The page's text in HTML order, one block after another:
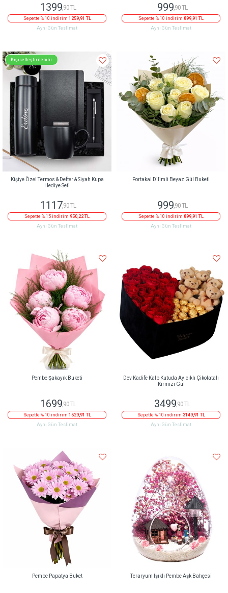
1399,90 TL
Sepette % 10 indirim 1259,91 TL
Aynı Gün Teslimat
999,90 TL
Sepette % 10 indirim 899,91 TL
Aynı Gün Teslimat
Kişiselleştirilebilir
Kişiye Özel Termos & Defter & Siyah Kupa
Hediye Seti
1117,90 TL
Sepette % 15 indirim 950,22 TL
Aynı Gün Teslimat
Portakal Dilimli Beyaz Gül Buketi
999,90 TL
Sepette % 10 indirim 899,91 TL
Aynı Gün Teslimat
Pembe Şakayık Buketi
1699,90 TL
Sepette % 10 indirim 1529,91 TL
Aynı Gün Teslimat
Dev Kadife Kalp Kutuda Ayıcıklı Çikolatalı
Kırmızı Gül
3499,90 TL
Sepette % 10 indirim 3149,91 TL
Aynı Gün Teslimat
Pembe Papatya Buket Teraryum Işıklı Pembe Aşk Bahçesi